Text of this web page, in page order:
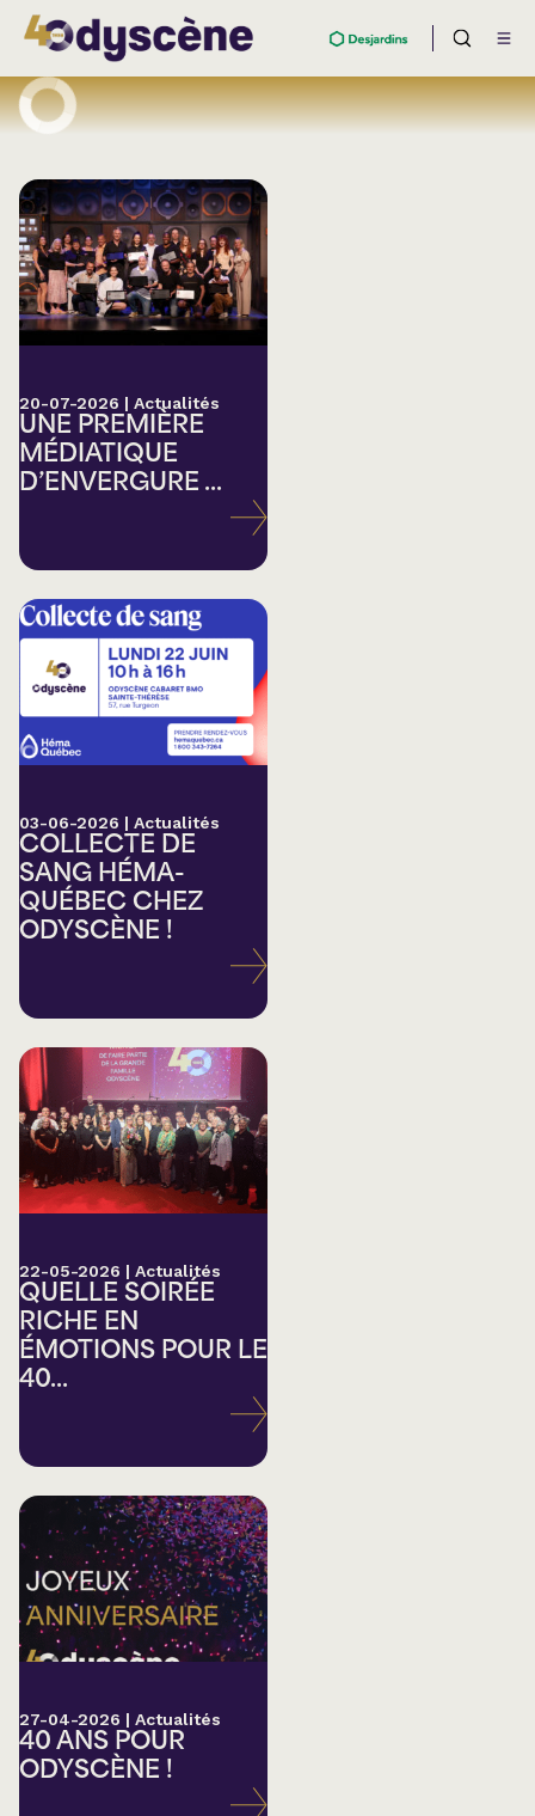
20-07-2026 | Actualités
UNE PREMIÈRE
MÉDIATIQUE
D’ENVERGURE ...
03-06-2026 | Actualités
COLLECTE DE
SANG HÉMA-
QUÉBEC CHEZ
ODYSCÈNE !
22-05-2026 | Actualités
QUELLE SOIRÉE
RICHE EN
ÉMOTIONS POUR LE
40...
27-04-2026 | Actualités
40 ANS POUR
ODYSCÈNE !